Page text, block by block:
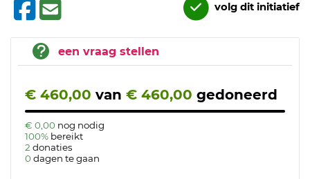
volg dit initiatief
een vraag stellen
€ 460,00 van € 460,00 gedoneerd
€ 0,00 nog nodig
100% bereikt
2 donaties
0 dagen te gaan